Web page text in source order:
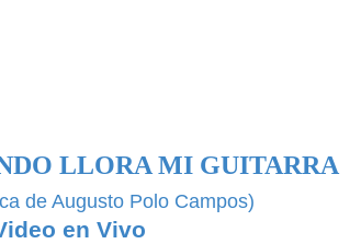
LLORA MI GUITARRA
de Augusto Polo Campos)
en Vivo